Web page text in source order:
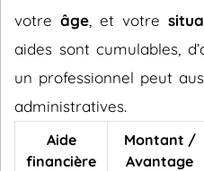
votre âge , et votre
aides sont cumulables,
un professionnel peut
administratives.
Aide
financière
Montant /
Avantage